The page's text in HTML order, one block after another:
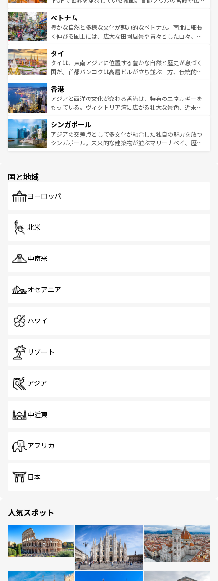
参照してほしい。
容にもいいと評判のスイーツなど、バラエティ豊かな料理
が味わえる。 なお、新着の台湾情報は コンテンツ一覧を参
照してほしい。
き、地方に足を延ばせば四季折々の自然美を楽しむことが
できる。そして、キムチや焼肉、絶品のストリートフード
まで、さまざまな韓国料理が待っている。夜には、韓国な
リティに包まれながら、韓国の多彩な魅力を心ゆくまで味
わってみてほしい。 なお、新着の韓国情報はコンテンツ一
覧を参照してほしい。
ベトナム
豊かな自然と多様な文化が魅力的なベトナム。南北に細長
く伸びる国土には、広大な田園風景や青々とした山々、世
急速な発展と共に伝統が息づく。ハノイの古い町並みやホ
ーチミン市のフランス統治時代の建物も、独特の雰囲気を
醸し出している。また、バラエティの豊かさとおいしさで
とつ。フォーやバインミー、ベトナムコーヒーなどは、ぜ
ひ現地で味わいたい。どの地域を訪れてもあたたかい人々
が旅行者を迎えてくれるので、きっと忘れられない旅にな
参照してほしい。
タイ
タイは、東南アジアに位置する豊かな自然と歴史が息づく
国だ。首都バンコクは高層ビルが立ち並ぶ一方、伝統的な
の活気が交差している。北部ではチェンマイなどの山岳地
帯で自然と触れ合い、南部ではプーケットやクラビの美し
いビーチでリゾート気分を楽しむことができる。タイ料理
激する。気候は一年中温暖で、どの季節にも異なる楽しみ
が待っている。親しみやすいタイの人々、仏教を中心とし
た文化、そして多様な観光資源が、訪れる旅人を魅了し続
香港
アジアと西洋の文化が交わる香港は、特有のエネルギーを
もっている。ヴィクトリア湾に広がる壮大な景色、近未来
み、どこを訪れても感動するはず。観光スポットが密集し
ており、効率よく見どころを回れるのも魅力。息をのむよ
うな絶景から文化的な体験まで、香港を存分に楽しみ尽く
シンガポール
アジアの交差点として多文化が融合した独自の魅力を放つ
シンガポール。未来的な建築物が並ぶマリーナベイ、歴史
で、ホーカーズは地元の風情を楽しめる外せないスポット
国と地域
ヨーロッパ
北米
中南米
オセアニア
ハワイ
リゾート
アジア
中近東
アフリカ
日本
人気スポット